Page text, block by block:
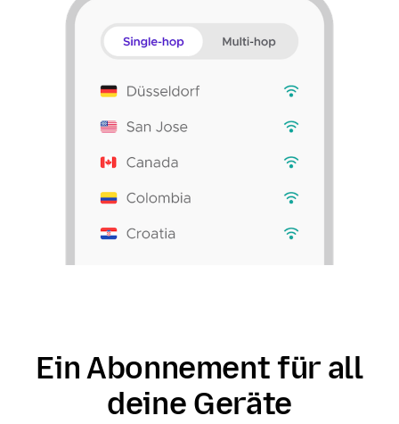
Ein Abonnement für all
deine Geräte